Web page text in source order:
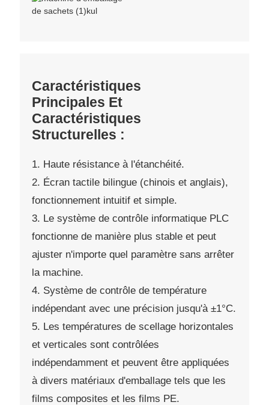
Caractéristiques
Principales Et
Caractéristiques
Structurelles :
1. Haute résistance à l'étanchéité.
2. Écran tactile bilingue (chinois et anglais),
fonctionnement intuitif et simple.
3. Le système de contrôle informatique PLC
fonctionne de manière plus stable et peut
ajuster n'importe quel paramètre sans arrêter
la machine.
4. Système de contrôle de température
indépendant avec une précision jusqu'à ±1°C.
5. Les températures de scellage horizontales
et verticales sont contrôlées
indépendamment et peuvent être appliquées
à divers matériaux d'emballage tels que les
films composites et les films PE.